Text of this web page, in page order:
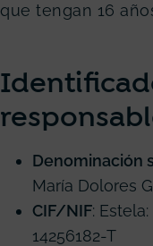
que tengan 16
Denominación
María Dolores
CIF/NIF:
14256182-T